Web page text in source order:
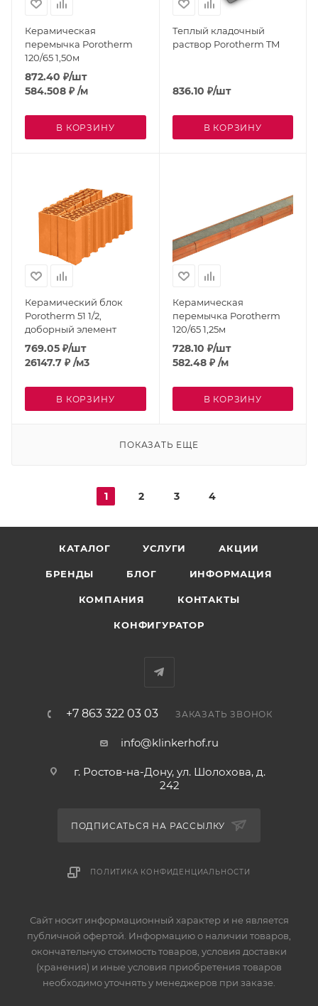
Керамическая
перемычка Porotherm
120/65 1,50м
872.40 ₽/шт
584.508 ₽ /м
В КОРЗИНУ
Теплый кладочный
раствор Porotherm TM
836.10 ₽/шт
В КОРЗИНУ
Керамический блок
Porotherm 51 1/2,
доборный элемент
769.05 ₽/шт
26147.7 ₽ /м3
В КОРЗИНУ
Керамическая
перемычка Porotherm
120/65 1,25м
728.10 ₽/шт
582.48 ₽ /м
В КОРЗИНУ
ПОКАЗАТЬ ЕЩЕ
1 2 3 4
КАТАЛОГ УСЛУГИ АКЦИИ
БРЕНДЫ БЛОГ ИНФОРМАЦИЯ
КОМПАНИЯ КОНТАКТЫ
КОНФИГУРАТОР
+7 863 322 03 03 ЗАКАЗАТЬ ЗВОНОК
info@klinkerhof.ru
г. Ростов-на-Дону, ул. Шолохова, д.
242
ПОДПИСАТЬСЯ НА РАССЫЛКУ
ПОЛИТИКА КОНФИДЕНЦИАЛЬНОСТИ
Сайт носит информационный характер и не является
публичной офертой. Информацию о наличии товаров,
окончательную стоимость товаров, условия доставки
(хранения) и иные условия приобретения товаров
необходимо уточнять у менеджеров при заказе.